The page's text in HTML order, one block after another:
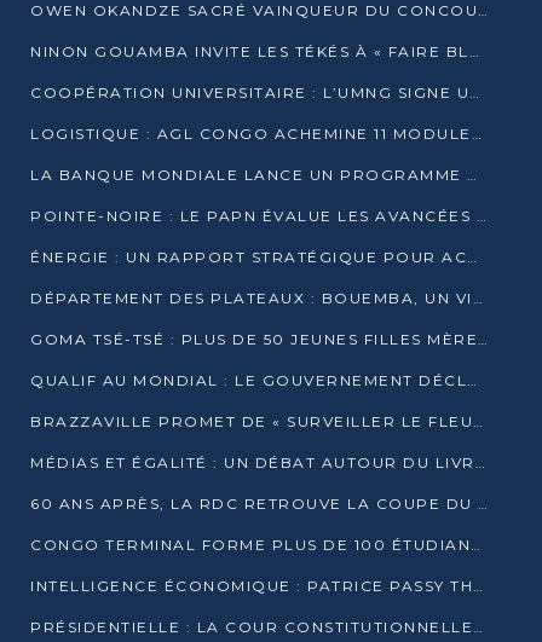
OWEN OKANDZE SACRÉ VAINQUEUR DU CONCOURS SLAM POUR LA VIE
NINON GOUAMBA INVITE LES TÉKÉS À « FAIRE BLOC » POUR PESER DANS LE DÉBAT NATIONAL
COOPÉRATION UNIVERSITAIRE : L’UMNG SIGNE UN ACCORD STRATÉGIQUE AVEC L’UNIVERSITÉ HAINAN EN CHINE
LOGISTIQUE : AGL CONGO ACHEMINE 11 MODULES GÉANTS JUSQU’À BRAZZAVILLE
LA BANQUE MONDIALE LANCE UN PROGRAMME DE 394 MILLIONS DE DOLLARS POUR LE BASSIN DU CONGO
POINTE-NOIRE : LE PAPN ÉVALUE LES AVANCÉES DU MÔLE EST
ÉNERGIE : UN RAPPORT STRATÉGIQUE POUR ACCÉLÉRER LA TRANSITION AU CONGO
DÉPARTEMENT DES PLATEAUX : BOUEMBA, UN VIVIER ÉCONOMIQUE PRÊT À EXPLOSER
GOMA TSÉ-TSÉ : PLUS DE 50 JEUNES FILLES MÈRES SENSIBILISÉES À LA SANTÉ SEXUELLE
QUALIF AU MONDIAL : LE GOUVERNEMENT DÉCLARE LA JOURNÉE DU 1ER AVRIL 2026 CHÔMÉE ET PAYÉE
BRAZZAVILLE PROMET DE « SURVEILLER LE FLEUVE » APRÈS LA QUALIFICATION DE LA RDC AU MONDIAL
MÉDIAS ET ÉGALITÉ : UN DÉBAT AUTOUR DU LIVRE « CES FEMMES QUI REPRENNENT LE POUVOIR SUR LEUR VIE »
60 ANS APRÈS, LA RDC RETROUVE LA COUPE DU MONDE
CONGO TERMINAL FORME PLUS DE 100 ÉTUDIANTS AUX TECHNIQUES D’EMBAUCHE
INTELLIGENCE ÉCONOMIQUE : PATRICE PASSY THÉORISE UNE STRATÉGIE ADAPTÉE AUX CONTEXTES FRAGMENTÉS
PRÉSIDENTIELLE : LA COUR CONSTITUTIONNELLE CONFIRME LA VICTOIRE DE SASSOU NGUESSO AVEC 94,90 % DES SUFFRAGES